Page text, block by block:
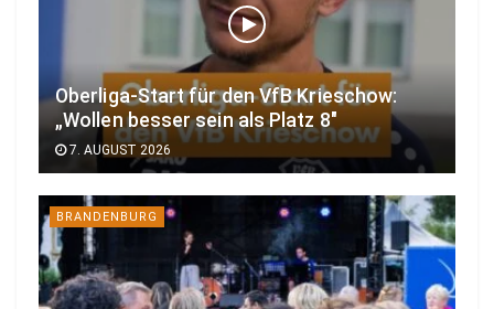
Oberliga-Start für den VfB Krieschow:
„Wollen besser sein als Platz 8″
7. AUGUST 2026
BRANDENBURG